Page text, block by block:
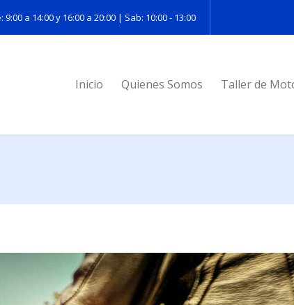
9:00 a 14:00 y 16:00 a 20:00 | Sab: 10:00 - 13:00
Inicio Quienes Somos Taller de